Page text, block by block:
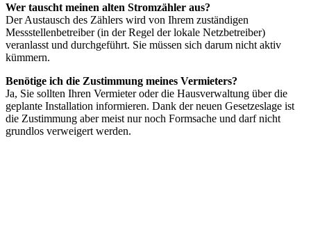
Wer tauscht meinen alten Stromzähler aus?
Der Austausch des Zählers wird von Ihrem zuständigen
Messstellenbetreiber (in der Regel der lokale Netzbetreiber)
veranlasst und durchgeführt. Sie müssen sich darum nicht aktiv
kümmern.
Benötige ich die Zustimmung meines Vermieters?
Ja, Sie sollten Ihren Vermieter oder die Hausverwaltung über die
geplante Installation informieren. Dank der neuen Gesetzeslage ist
die Zustimmung aber meist nur noch Formsache und darf nicht
grundlos verweigert werden.